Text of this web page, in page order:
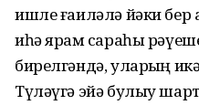
ишле ғаиләлә йәки бер
иһә ярҙам сараһы
бирелгәндә, уларҙың
Түләүгә эйә булыу